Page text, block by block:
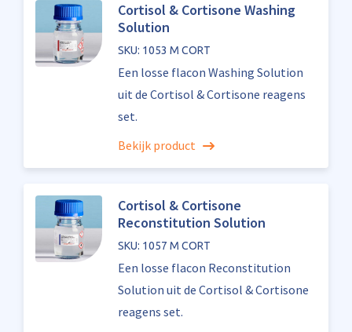
Cortisol & Cortisone Washing
Solution
SKU: 1053 M CORT
Een losse flacon Washing Solution
uit de Cortisol & Cortisone reagens
set.
Bekijk product
Cortisol & Cortisone
Reconstitution Solution
SKU: 1057 M CORT
Een losse flacon Reconstitution
Solution uit de Cortisol & Cortisone
reagens set.